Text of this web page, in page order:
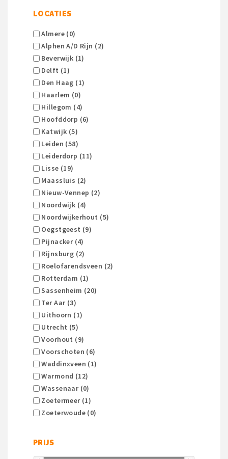
LOCATIES
Almere (0)
Alphen A/d Rijn (2)
Beverwijk (1)
Delft (1)
Den Haag (1)
Haarlem (0)
Hillegom (4)
Hoofddorp (6)
Katwijk (5)
Leiden (58)
Leiderdorp (11)
Lisse (19)
Maassluis (2)
Nieuw-Vennep (2)
Noordwijk (4)
Noordwijkerhout (5)
Oegstgeest (9)
Pijnacker (4)
Rijnsburg (2)
Roelofarendsveen (2)
Rotterdam (1)
Sassenheim (20)
Ter Aar (3)
Uithoorn (1)
Utrecht (5)
Voorhout (9)
Voorschoten (6)
Waddinxveen (1)
Warmond (12)
Wassenaar (0)
Zoetermeer (1)
Zoeterwoude (0)
PRIJS